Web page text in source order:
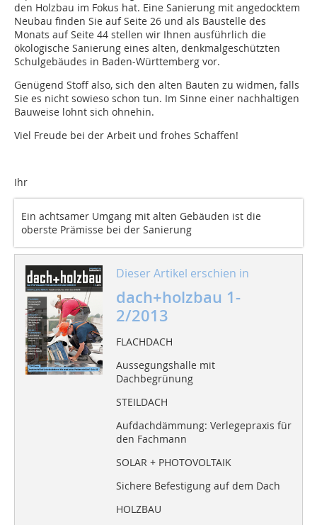
den Holzbau im Fokus hat. Eine Sanierung mit angedocktem
Neubau finden Sie auf Seite 26 und als Baustelle des
Monats auf Seite 44 stellen wir Ihnen ausführlich die
ökologische Sanierung eines alten, denkmalgeschützten
Schulgebäudes in Baden-Württemberg vor.
Genügend Stoff also, sich den alten Bauten zu widmen, falls
Sie es nicht sowieso schon tun. Im Sinne einer nachhaltigen
Bauweise lohnt sich ohnehin.
Viel Freude bei der Arbeit und frohes Schaffen!
Ihr
Ein achtsamer Umgang mit alten Gebäuden ist die
oberste Prämisse bei der Sanierung
Dieser Artikel erschien in
dach+holzbau 1-
2/2013
FLACHDACH
Aussegungshalle mit
Dachbegrünung
STEILDACH
Aufdachdämmung: Verlegepraxis für
den Fachmann
SOLAR + PHOTOVOLTAIK
Sichere Befestigung auf dem Dach
HOLZBAU